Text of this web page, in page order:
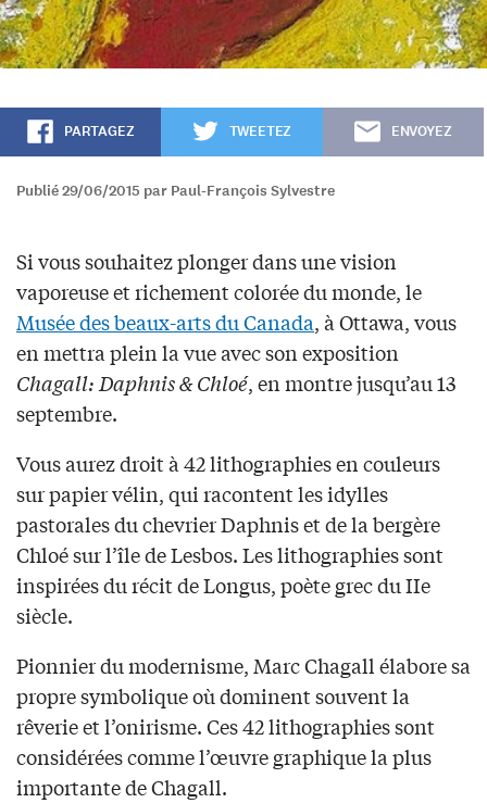
PARTAGEZ TWEETEZ ENVOYEZ
Publié 29/06/2015 par Paul-François Sylvestre
Si vous souhaitez plonger dans une vision
vaporeuse et richement colorée du monde, le
Musée des beaux-arts du Canada, à Ottawa, vous
en mettra plein la vue avec son exposition
Chagall: Daphnis & Chloé, en montre jusqu’au 13
septembre.
Vous aurez droit à 42 lithographies en couleurs
sur papier vélin, qui racontent les idylles
pastorales du chevrier Daphnis et de la bergère
Chloé sur l’île de Lesbos. Les lithographies sont
inspirées du récit de Longus, poète grec du IIe
siècle.
Pionnier du modernisme, Marc Chagall élabore sa
propre symbolique où dominent souvent la
rêverie et l’onirisme. Ces 42 lithographies sont
considérées comme l’œuvre graphique la plus
importante de Chagall.